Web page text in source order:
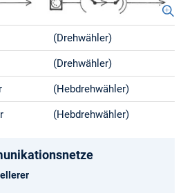
(Drehwähler)
(Drehwähler)
(Hebdrehwähler)
(Hebdrehwähler)